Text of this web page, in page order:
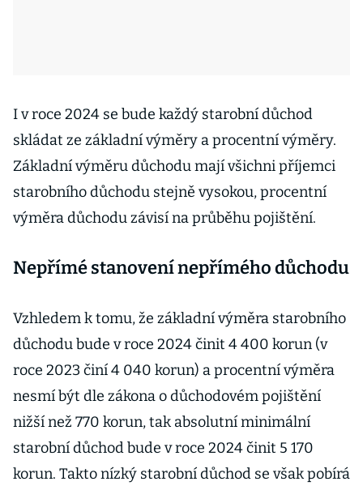
I v roce 2024 se bude každý starobní důchod
skládat ze základní výměry a procentní výměry.
Základní výměru důchodu mají všichni příjemci
starobního důchodu stejně vysokou, procentní
výměra důchodu závisí na průběhu pojištění.
Nepřímé stanovení nepřímého důchodu
Vzhledem k tomu, že základní výměra starobního
důchodu bude v roce 2024 činit 4 400 korun (v
roce 2023 činí 4 040 korun) a procentní výměra
nesmí být dle zákona o důchodovém pojištění
nižší než 770 korun, tak absolutní minimální
starobní důchod bude v roce 2024 činit 5 170
korun. Takto nízký starobní důchod se však pobírá